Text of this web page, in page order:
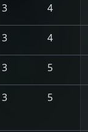
3 4
3 4
3 5
3 5